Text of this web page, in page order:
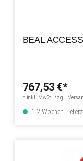
BEAL
767,53 €*
* inkl. MwSt. zzgl.
1-2 Wochen